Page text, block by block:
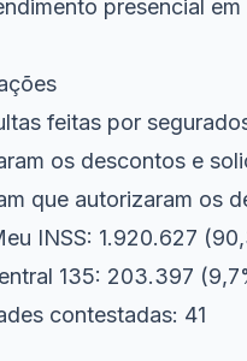
presencial
feitas por
os descontos e
que autorizaram os
INSS: 1.920.627
135: 203.397
contestadas: 41